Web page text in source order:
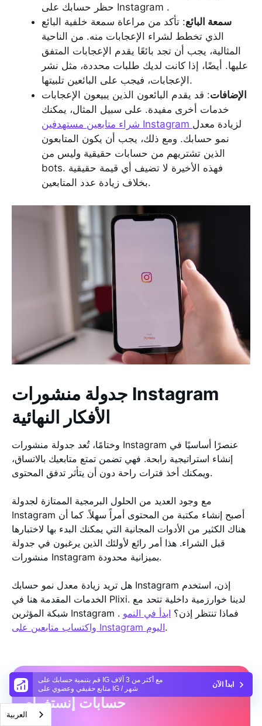
قم بتنمية حسابك على IG مع أكثر من 3 آلاف
متابع حقيقي وعضوي على IG / شهر
ابدأ الآن
حظر حسابك على Instagram .
سمعة البائع: تأكد من مراعاة سمعة خلفية البائع
الذي تخطط لشراء الإعجابات منه. من الناحية
المثالية، يجب أن تجد بائعًا يقدم الإعجابات المتفق
عليها. أيضًا، إذا كانت لديك طلبات محددة، مثل نشر
الإعجابات، فيجب على البائعين تلبيتها.
الإضافات: قد يقدم البائعون الذين يبيعون الإعجابات
خدمات أخرى مفيدة. على سبيل المثال، يمكنك
شراء متابعين مستهدفين Instagram لزيادة معدل
نمو حسابك. ومع ذلك، يجب أن يكون المتابعون
الذين تشتريهم من حسابات حقيقية وليس من
bots. فهذه الأخيرة لا تضيف أي قيمة حقيقية
بخلاف زيادة عدد المتابعين.
جدولة منشورات Instagram
الأفكار النهائية
وختامًا، تُعد جدولة منشورات Instagram عنصرًا أساسيًا في
إنشاء استراتيجية رابحة. فهي تضمن تمتع متابعيك بالاتساق،
ويمكنك أخذ فترات راحة دون أن يتأثر تدفق المحتوى.
مع وجود العديد من الحلول البرمجية الممتازة لجدولة
Instagram أصبح إنشاء مكتبة من المحتوى أمراً سهلاً. كما أن
هناك الكثير من الأدوات المجانية التي يمكنك البدء بها لاختبارها
قبل الشراء. هذا أمر رائع لأولئك الذين يرغبون في جدولة
منشورات Instagram بميزانية محدودة.
هل تريد زيادة معدل نمو حسابك Instagram إذن، استخدم
الخدمات المقدمة هنا في Plixi. لدينا خوارزمية داخلية تتحد مع
شبكة المؤثرين Instagram . فماذا تنتظر إذن؟ ابدأ في النمو
واكتساب متابعين على Instagram اليوم.
الخدمة الأولى عالميًا لزيادة متابعي
حسابات إنستغرام
العربية‏